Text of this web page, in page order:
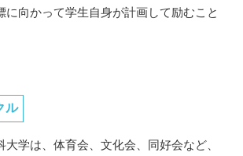
に向かって学生自身が計画して励むこと
ル
大学は、体育会、文化会、同好会など、